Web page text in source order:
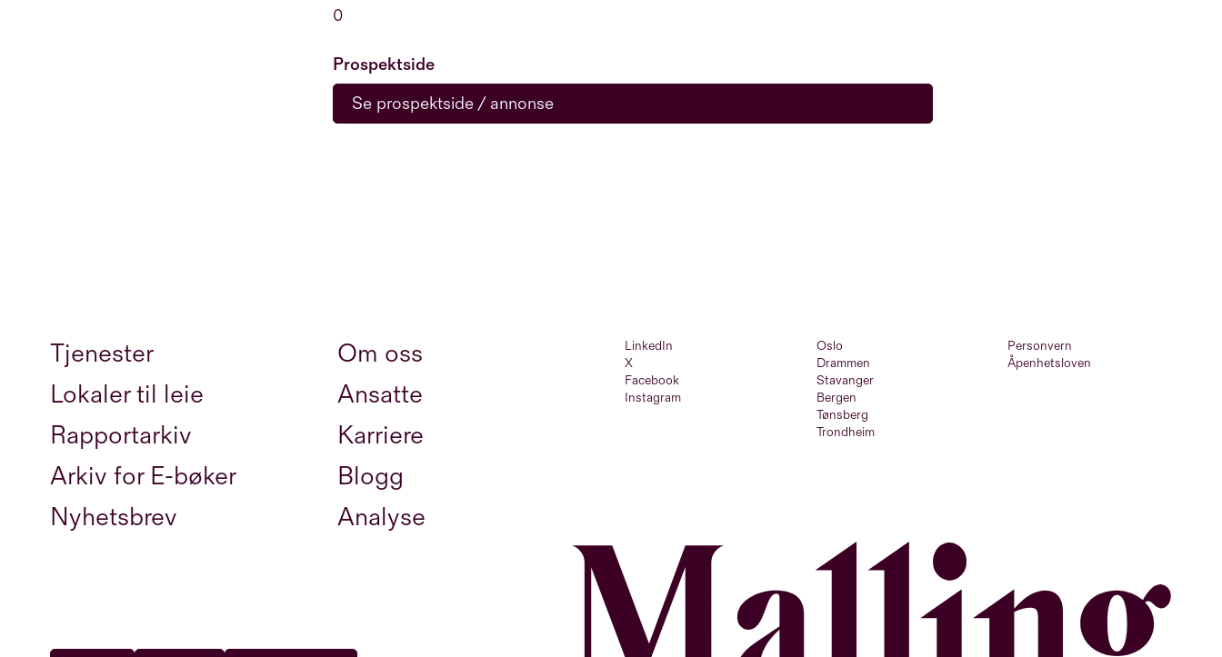
0
Prospektside
Se prospektside / annonse
Tjenester
Om oss
Lokaler til leie
Ansatte
Rapportarkiv
Karriere
Arkiv for E-bøker
Blogg
Nyhetsbrev
Analyse
LinkedIn
X
Facebook
Instagram
Oslo
Drammen
Stavanger
Bergen
Tønsberg
Trondheim
Personvern
Åpenhetsloven